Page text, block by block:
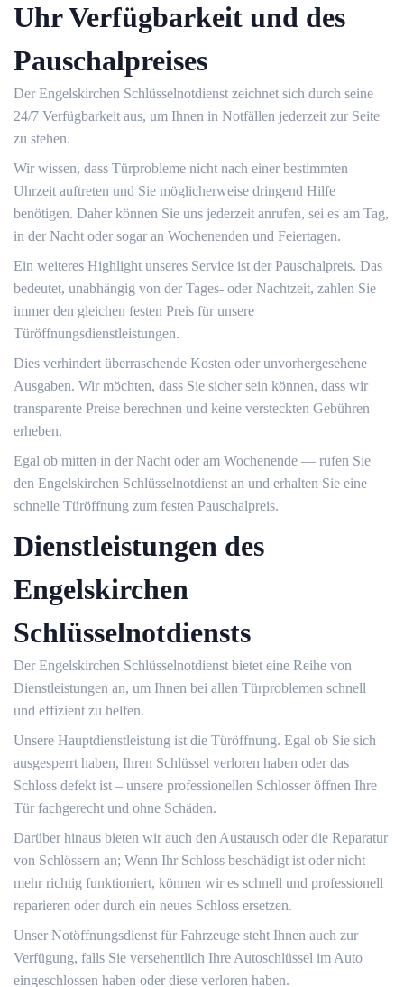
Uhr Verfügbarkeit und des
Pauschalpreises
Der Engelskirchen Schlüsselnotdienst zeichnet sich durch seine
24/7 Verfügbarkeit aus, um Ihnen in Notfällen jederzeit zur Seite
zu stehen.​
Wir wissen, dass Türprobleme nicht nach einer bestimmten
Uhrzeit auftreten und Sie möglicherweise dringend Hilfe
benötigen.​ Daher können Sie uns jederzeit anrufen, sei es am Tag,
in der Nacht oder sogar an Wochenenden und Feiertagen.​
Ein weiteres Highlight unseres Service ist der Pauschalpreis. Das
bedeutet, unabhängig von der Tages- oder Nachtzeit, zahlen Sie
immer den gleichen festen Preis für unsere
Türöffnungsdienstleistungen.​
Dies verhindert überraschende Kosten oder unvorhergesehene
Ausgaben.​ Wir möchten, dass Sie sicher sein können, dass wir
transparente Preise berechnen und keine versteckten Gebühren
erheben.​
Egal ob mitten in der Nacht oder am Wochenende ― rufen Sie
den Engelskirchen Schlüsselnotdienst an und erhalten Sie eine
schnelle Türöffnung zum festen Pauschalpreis.
Dienstleistungen des
Engelskirchen
Schlüsselnotdiensts
Der Engelskirchen Schlüsselnotdienst bietet eine Reihe von
Dienstleistungen an, um Ihnen bei allen Türproblemen schnell
und effizient zu helfen.
Unsere Hauptdienstleistung ist die Türöffnung.​ Egal ob Sie sich
ausgesperrt haben, Ihren Schlüssel verloren haben oder das
Schloss defekt ist ‒ unsere professionellen Schlosser öffnen Ihre
Tür fachgerecht und ohne Schäden.​
Darüber hinaus bieten wir auch den Austausch oder die Reparatur
von Schlössern an; Wenn Ihr Schloss beschädigt ist oder nicht
mehr richtig funktioniert, können wir es schnell und professionell
reparieren oder durch ein neues Schloss ersetzen.​
Unser Notöffnungsdienst für Fahrzeuge steht Ihnen auch zur
Verfügung, falls Sie versehentlich Ihre Autoschlüssel im Auto
eingeschlossen haben oder diese verloren haben.​